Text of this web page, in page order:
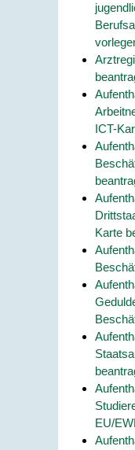
ICT-
Karte
EU/